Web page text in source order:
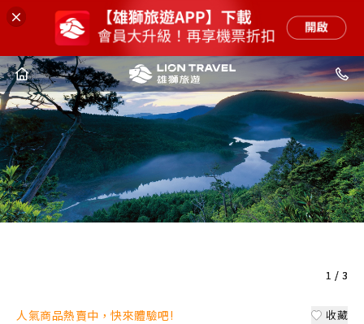
1 / 3
1 / 3
1 / 3
人氣商品熱賣中，快來體驗吧! 收藏